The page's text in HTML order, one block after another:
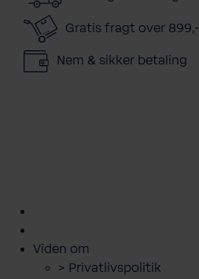
Gratis fragt over 899,-
Nem & sikker betaling
600
Bestil
Bestil
Book
Lej
Downloads
guides
Viden om
> Privatlivspolitik